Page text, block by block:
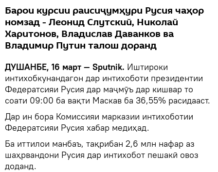
Барои курсии раисиҷумҳури Русия чаҳор
номзад - Леонид Слутский, Николай
Харитонов, Владислав Даванков ва
Владимир Путин талош доранд
ДУШАНБЕ, 16 март — Sputnik. Иштироки
интихобкунандагон дар интихоботи президентии
Федератсияи Русия дар маҷмӯъ дар кишвар то
соати 09:00 ба вақти Маскав ба 36,55% расидааст.
Дар ин бора Комиссияи марказии интихоботии
Федератсияи Русия хабар медиҳад.
Ба иттилои манбаъ, тақрибан 2,6 млн нафар аз
шаҳрвандони Русия дар интихобот пешакӣ овоз
доданд.